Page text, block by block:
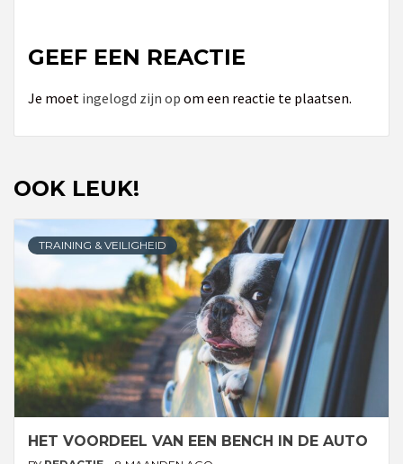
GEEF EEN REACTIE
Je moet ingelogd zijn op om een reactie te plaatsen.
OOK LEUK!
TRAINING & VEILIGHEID
HET VOORDEEL VAN EEN BENCH IN DE AUTO